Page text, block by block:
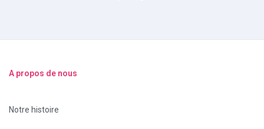
A propos de nous
Notre histoire